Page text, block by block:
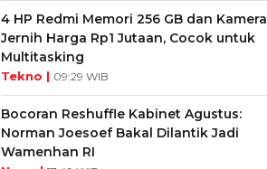
4 HP Redmi Memori 256 GB dan Kamera
Jernih Harga Rp1 Jutaan, Cocok untuk
Multitasking
Tekno | 09:29 WIB
Bocoran Reshuffle Kabinet Agustus:
Norman Joesoef Bakal Dilantik Jadi
Wamenhan RI